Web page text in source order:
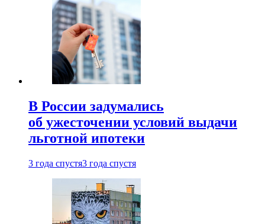
В России задумались
об ужесточении условий выдачи
льготной ипотеки
3 года спустя3 года спустя